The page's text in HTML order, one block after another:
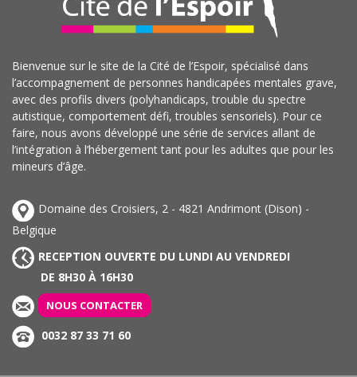
Bienvenue sur le site de la Cité de l’Espoir, spécialisé dans
l’accompagnement de personnes handicapées mentales grave,
avec des profils divers (polyhandicaps, trouble du spectre
autistique, comportement défi, troubles sensoriels). Pour ce
faire, nous avons développé une série de services allant de
l’intégration à l’hébergement tant pour les adultes que pour les
mineurs d’âge.
Domaine des Croisiers, 2 - 4821 Andrimont (Dison) -
Belgique
RECEPTION OUVERTE DU LUNDI AU VENDREDI
DE 8H30 À 16H30
NOUS CONTACTER
0032 87 33 71 60